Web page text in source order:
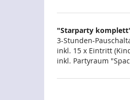
"Starparty
3-Stunden-
inkl. 15 x Eintritt
inkl. Partyraum